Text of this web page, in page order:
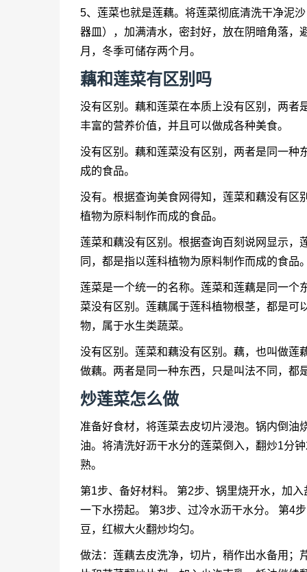
5、莲菜也就是莲藕。将莲菜彻底清洗干净泥
器皿），加满清水，密封好，放在阴暗角落，
月，冬季可储存两个月。
藕和莲菜有区别吗
没有区别。藕和莲菜在本质上没有区别，两者
丰富的营养价值，并且可以做成各种美食。
没有区别。藕和莲菜没有区别，两者是同一种
成的食品。
没有。根据查询美食网得知，莲菜和藕没有区
植物为原料制作而成的食品。
莲菜和藕没有区别。根据查询百刻说网显示，
同，都是指以莲科植物为原料制作而成的食品
莲菜是一个统一的名称。莲菜和莲藕是同一个
菜没有区别。莲藕属于莲科植物根茎，都是可
物，属于水生类蔬菜。
没有区别。莲菜和藕没有区别。藕，也叫做莲
做藕。两者是同一种东西，只是叫法不同，都
炒莲菜怎么做
准备好食材，将莲菜去皮切片浸泡。锅内倒油
油。将清洗好沥干水分的莲菜倒入，翻炒1分
熟。
第1步、备好材料。 第2步、锅里烧开水，加
一下水捞起。 第3步、过冷水沥干水分。 第4
豆，红椒大火翻炒均匀。
做法：莲藕去皮洗净，切片，稍作出水备用；